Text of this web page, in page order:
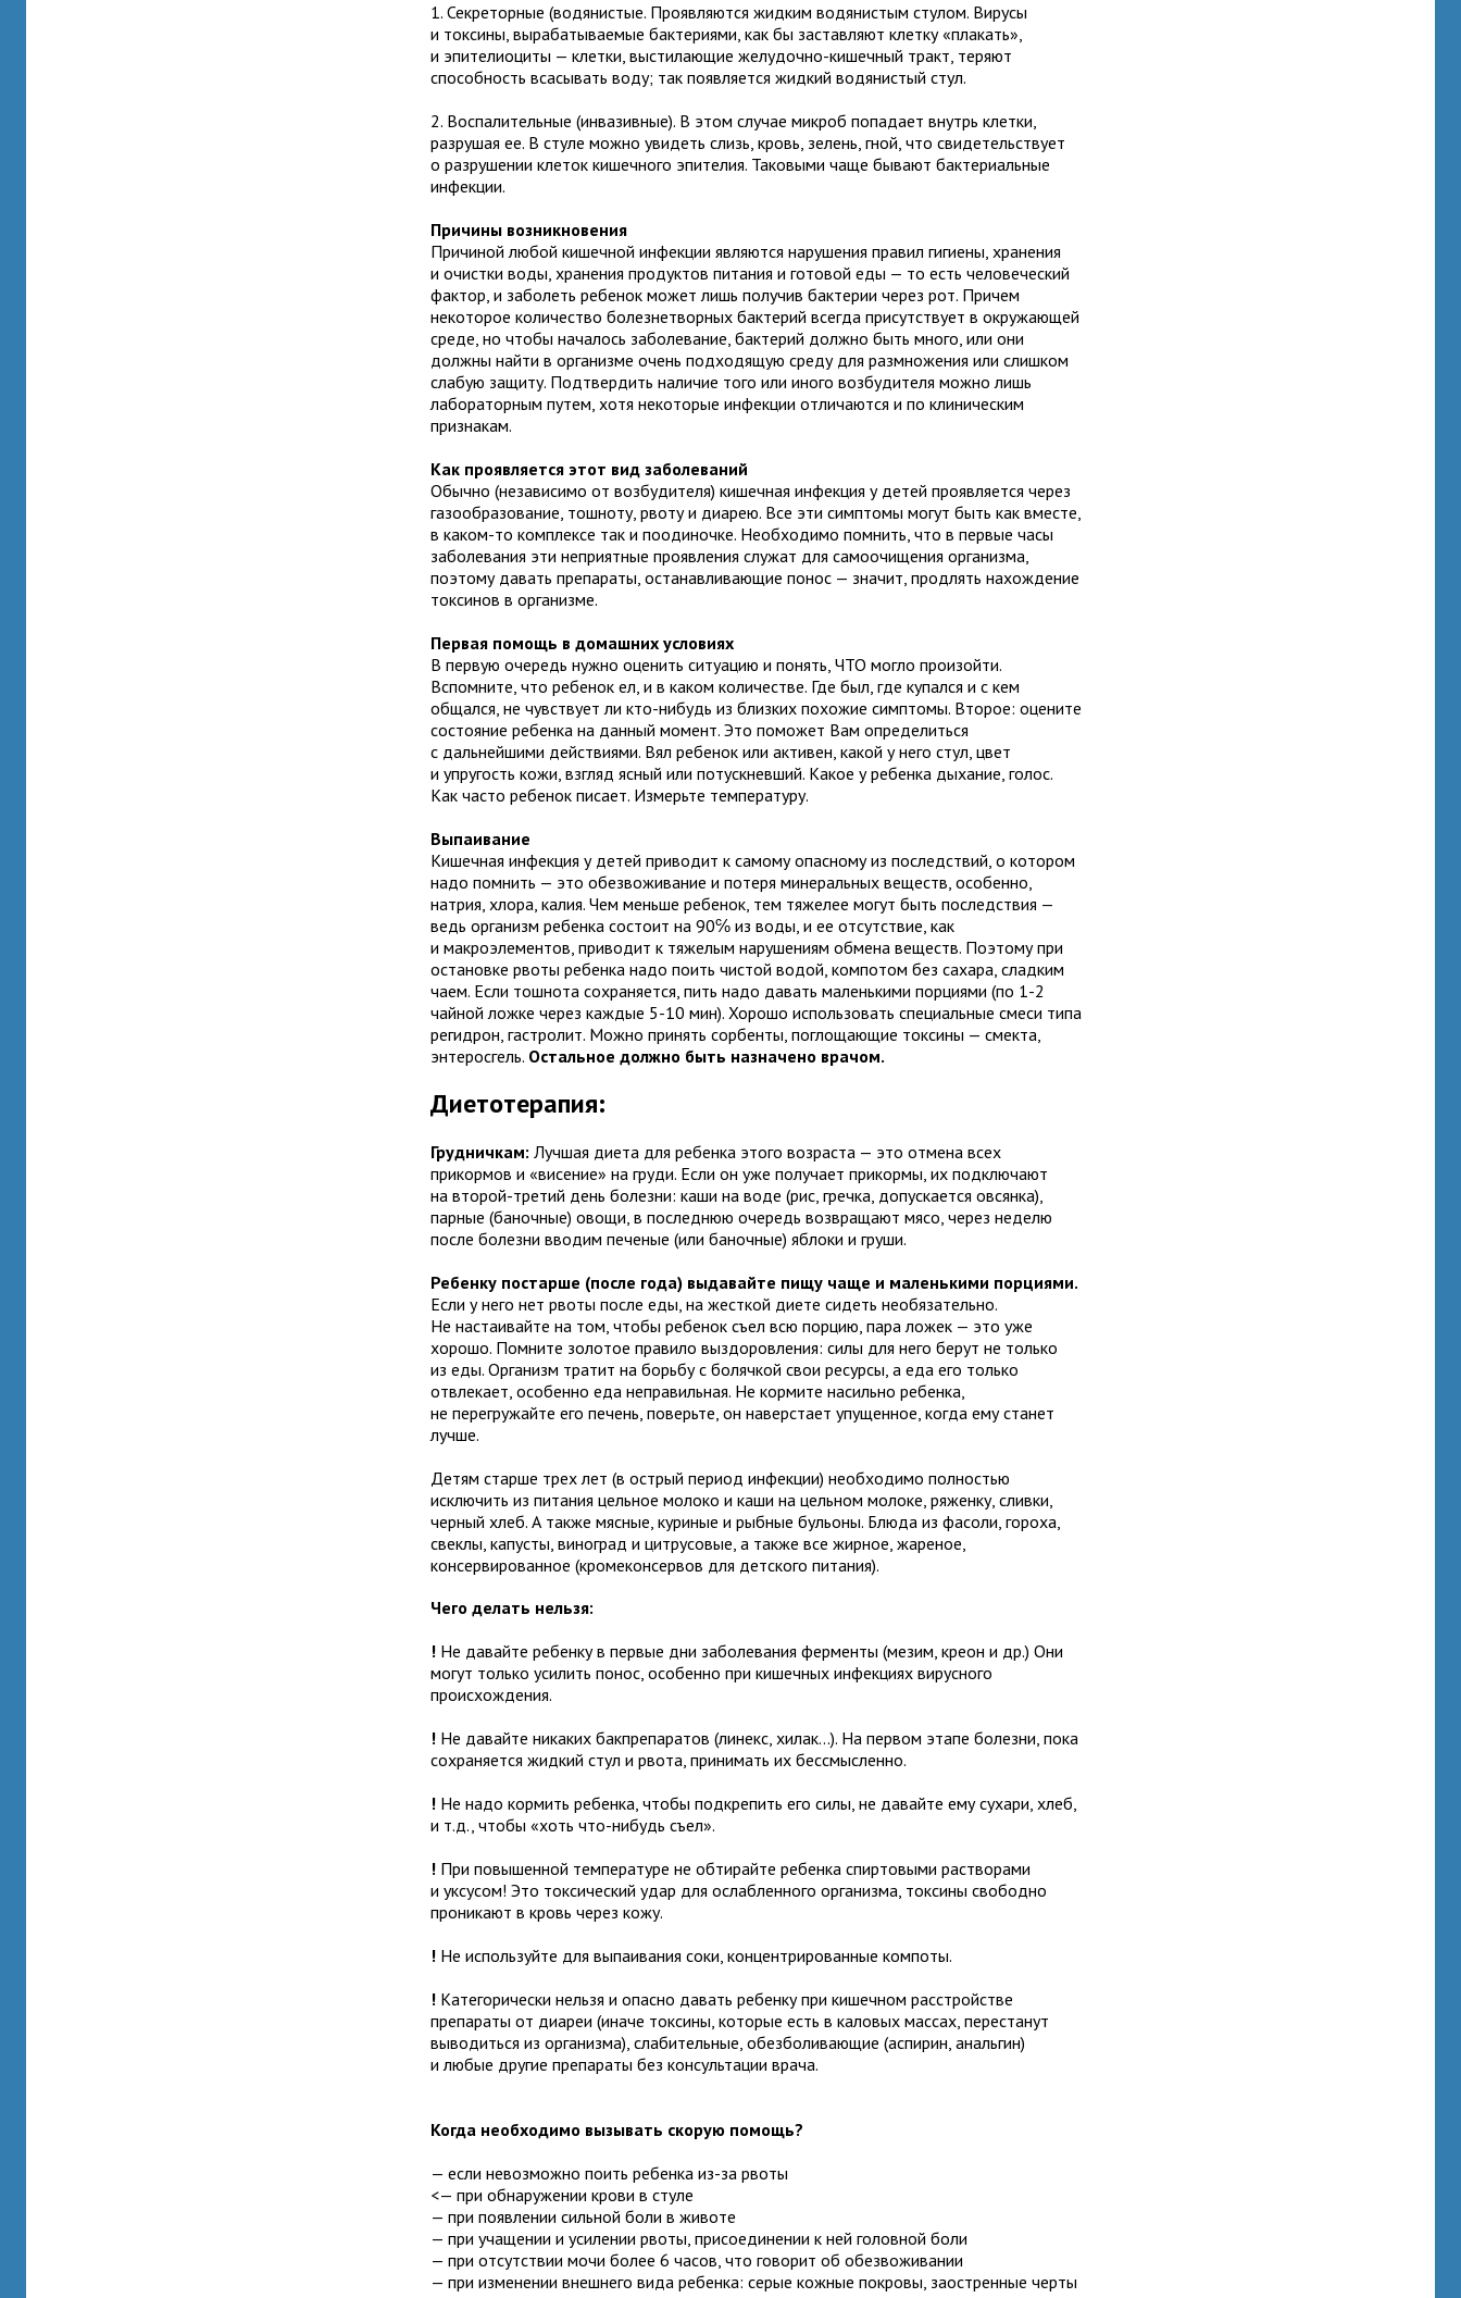
1. Секреторные (водянистые. Проявляются жидким водянистым стулом. Вирусы
и токсины, вырабатываемые бактериями, как бы заставляют клетку «плакать»,
и эпителиоциты — клетки, выстилающие желудочно-кишечный тракт, теряют
способность всасывать воду; так появляется жидкий водянистый стул.
2. Воспалительные (инвазивные). В этом случае микроб попадает внутрь клетки,
разрушая ее. В стуле можно увидеть слизь, кровь, зелень, гной, что свидетельствует
о разрушении клеток кишечного эпителия. Таковыми чаще бывают бактериальные
инфекции.
Причины возникновения
Причиной любой кишечной инфекции являются нарушения правил гигиены, хранения
и очистки воды, хранения продуктов питания и готовой еды — то есть человеческий
фактор, и заболеть ребенок может лишь получив бактерии через рот. Причем
некоторое количество болезнетворных бактерий всегда присутствует в окружающей
среде, но чтобы началось заболевание, бактерий должно быть много, или они
должны найти в организме очень подходящую среду для размножения или слишком
слабую защиту. Подтвердить наличие того или иного возбудителя можно лишь
лабораторным путем, хотя некоторые инфекции отличаются и по клиническим
признакам.
Как проявляется этот вид заболеваний
Обычно (независимо от возбудителя) кишечная инфекция у детей проявляется через
газообразование, тошноту, рвоту и диарею. Все эти симптомы могут быть как вместе,
в каком-то комплексе так и поодиночке. Необходимо помнить, что в первые часы
заболевания эти неприятные проявления служат для самоочищения организма,
поэтому давать препараты, останавливающие понос — значит, продлять нахождение
токсинов в организме.
Первая помощь в домашних условиях
В первую очередь нужно оценить ситуацию и понять, ЧТО могло произойти.
Вспомните, что ребенок ел, и в каком количестве. Где был, где купался и с кем
общался, не чувствует ли кто-нибудь из близких похожие симптомы. Второе: оцените
состояние ребенка на данный момент. Это поможет Вам определиться
с дальнейшими действиями. Вял ребенок или активен, какой у него стул, цвет
и упругость кожи, взгляд ясный или потускневший. Какое у ребенка дыхание, голос.
Как часто ребенок писает. Измерьте температуру.
Выпаивание
Кишечная инфекция у детей приводит к самому опасному из последствий, о котором
надо помнить — это обезвоживание и потеря минеральных веществ, особенно,
натрия, хлора, калия. Чем меньше ребенок, тем тяжелее могут быть последствия —
ведь организм ребенка состоит на 90℅ из воды, и ее отсутствие, как
и макроэлементов, приводит к тяжелым нарушениям обмена веществ. Поэтому при
остановке рвоты ребенка надо поить чистой водой, компотом без сахара, сладким
чаем. Если тошнота сохраняется, пить надо давать маленькими порциями (по 1-2
чайной ложке через каждые 5-10 мин). Хорошо использовать специальные смеси типа
регидрон, гастролит. Можно принять сорбенты, поглощающие токсины — смекта,
энтеросгель. Остальное должно быть назначено врачом.
Диетотерапия:
Грудничкам:Лучшая диета для ребенка этого возраста — это отмена всех
прикормов и «висение» на груди. Если он уже получает прикормы, их подключают
на второй-третий день болезни: каши на воде (рис, гречка, допускается овсянка),
парные (баночные) овощи, в последнюю очередь возвращают мясо, через неделю
после болезни вводим печеные (или баночные) яблоки и груши.
Ребенку постарше (после года) выдавайте пищу чаще и маленькими порциями.
Если у него нет рвоты после еды, на жесткой диете сидеть необязательно.
Не настаивайте на том, чтобы ребенок съел всю порцию, пара ложек — это уже
хорошо. Помните золотое правило выздоровления: силы для него берут не только
из еды. Организм тратит на борьбу с болячкой свои ресурсы, а еда его только
отвлекает, особенно еда неправильная. Не кормите насильно ребенка,
не перегружайте его печень, поверьте, он наверстает упущенное, когда ему станет
лучше.
Детям старше трех лет (в острый период инфекции) необходимо полностью
исключить из питания цельное молоко и каши на цельном молоке, ряженку, сливки,
черный хлеб. А также мясные, куриные и рыбные бульоны. Блюда из фасоли, гороха,
свеклы, капусты, виноград и цитрусовые, а также все жирное, жареное,
консервированное (кромеконсервов для детского питания).
Чего делать нельзя:
! Не давайте ребенку в первые дни заболевания ферменты (мезим, креон и др.) Они
могут только усилить понос, особенно при кишечных инфекциях вирусного
происхождения.
! Не давайте никаких бакпрепаратов (линекс, хилак...). На первом этапе болезни, пока
сохраняется жидкий стул и рвота, принимать их бессмысленно.
! Не надо кормить ребенка, чтобы подкрепить его силы, не давайте ему сухари, хлеб,
и т.д., чтобы «хоть что-нибудь съел».
! При повышенной температуре не обтирайте ребенка спиртовыми растворами
и уксусом! Это токсический удар для ослабленного организма, токсины свободно
проникают в кровь через кожу.
! Не используйте для выпаивания соки, концентрированные компоты.
! Категорически нельзя и опасно давать ребенку при кишечном расстройстве
препараты от диареи (иначе токсины, которые есть в каловых массах, перестанут
выводиться из организма), слабительные, обезболивающие (аспирин, анальгин)
и любые другие препараты без консультации врача.
Когда необходимо вызывать скорую помощь?
— если невозможно поить ребенка из-за рвоты
<— при обнаружении крови в стуле
— при появлении сильной боли в животе
— при учащении и усилении рвоты, присоединении к ней головной боли
— при отсутствии мочи более 6 часов, что говорит об обезвоживании
— при изменении внешнего вида ребенка: серые кожные покровы, заостренные черты